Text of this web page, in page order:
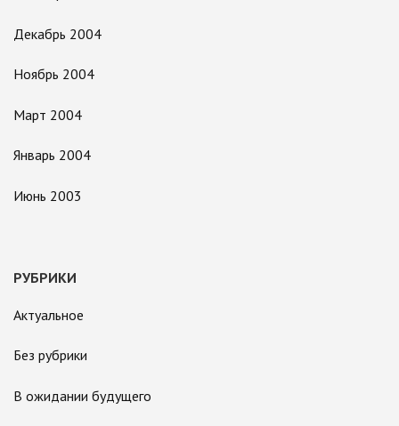
Декабрь 2004
Ноябрь 2004
Март 2004
Январь 2004
Июнь 2003
РУБРИКИ
Актуальное
Без рубрики
В ожидании будущего